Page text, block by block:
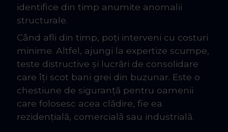
identifice din timp anumite anomalii
structurale.
Când afli din timp, poți interveni cu costuri
minime. Altfel, ajungi la expertize scumpe,
teste distructive și lucrări de consolidare
care îți scot bani grei din buzunar. Este o
chestiune de siguranță pentru oamenii
care folosesc acea clădire, fie ea
rezidențială, comercială sau industrială.